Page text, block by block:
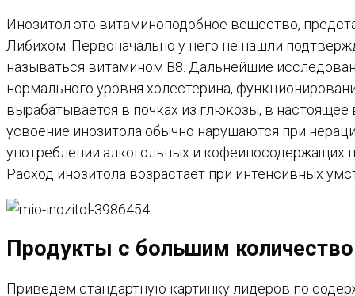
Инозитол это витаминоподобное вещество,
Либихом. Первоначально у него не нашли
называться витамином В8. Дальнейшие
нормального уровня холестерина,
вырабатывается в почках из глюкозы, в
усвоение инозитола обычно нарушаются при
употреблении алкогольных и кофеиносодержащих
Расход инозитола возрастает при интенсивных
Продукты c большим
Приведем стандартную картинку лидеров по